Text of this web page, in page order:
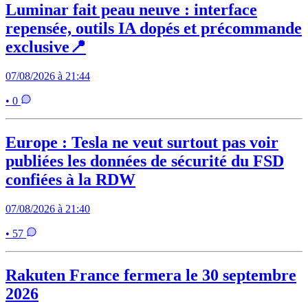
Luminar fait peau neuve : interface
repensée, outils IA dopés et précommande
exclusive📍
07/08/2026 à 21:44
• 0
Europe : Tesla ne veut surtout pas voir
publiées les données de sécurité du FSD
confiées à la RDW
07/08/2026 à 21:40
• 57
Rakuten France fermera le 30 septembre
2026